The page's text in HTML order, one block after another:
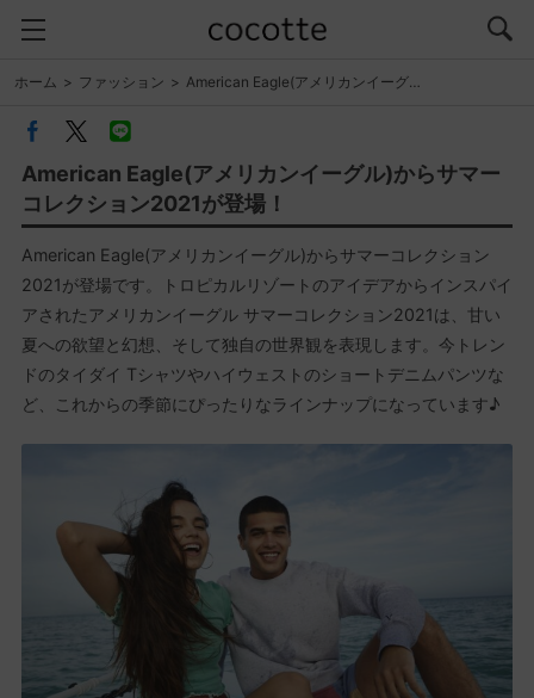
ホーム ファッション American Eagle(アメリカンイーグ…
American Eagle(アメリカンイーグル)からサマー
コレクション2021が登場！
American Eagle(アメリカンイーグル)からサマーコレクション
2021が登場です。トロピカルリゾートのアイデアからインスパイ
アされたアメリカンイーグル サマーコレクション2021は、甘い
夏への欲望と幻想、そして独自の世界観を表現します。今トレン
ドのタイダイ Tシャツやハイウェストのショートデニムパンツな
ど、これからの季節にぴったりなラインナップになっています♪